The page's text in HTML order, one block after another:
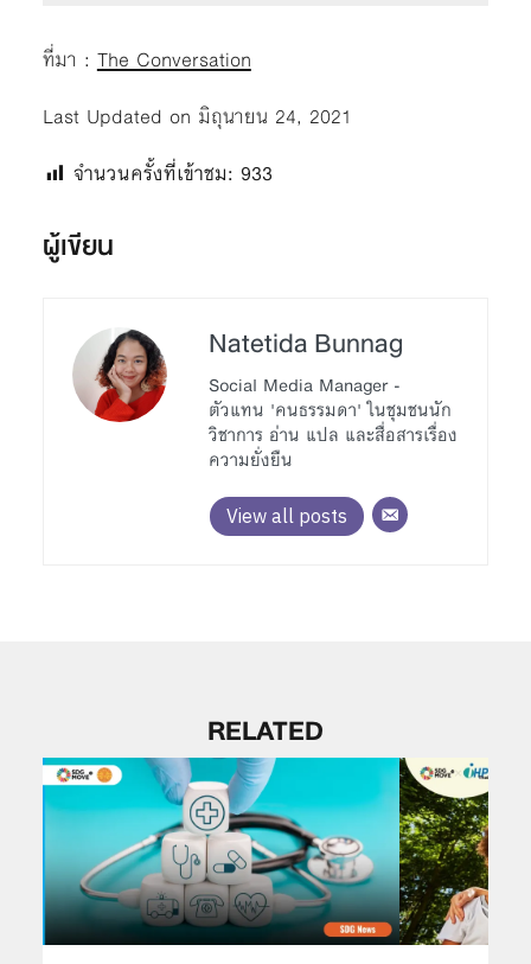
ที่มา :The Conversation
Last Updated on มิถุนายน 24, 2021
จำนวนครั้งที่เข้าชม: 933
ผู้เขียน
Natetida Bunnag
Social Media Manager -
ตัวแทน 'คนธรรมดา' ในชุมชนนัก
วิชาการ อ่าน แปล และสื่อสารเรื่อง
ความยั่งยืน
View all posts
RELATED